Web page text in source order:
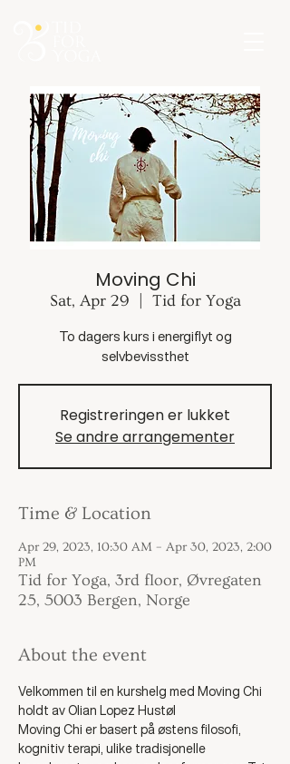
Moving Chi
Sat, Apr 29 Tid for Yoga
To dagers kurs i energiflyt og
selvbevissthet
Registreringen er lukket
Se andre arrangementer
Time & Location
Apr 29, 2023, 10:30 AM – Apr 30, 2023, 2:00
PM
Tid for Yoga, 3rd floor, Øvregaten
25, 5003 Bergen, Norge
About the event
Velkommen til en kurshelg med Moving Chi
holdt av Olian Lopez Hustøl
Moving Chi er basert på østens filosofi,
kognitiv terapi, ulike tradisjonelle